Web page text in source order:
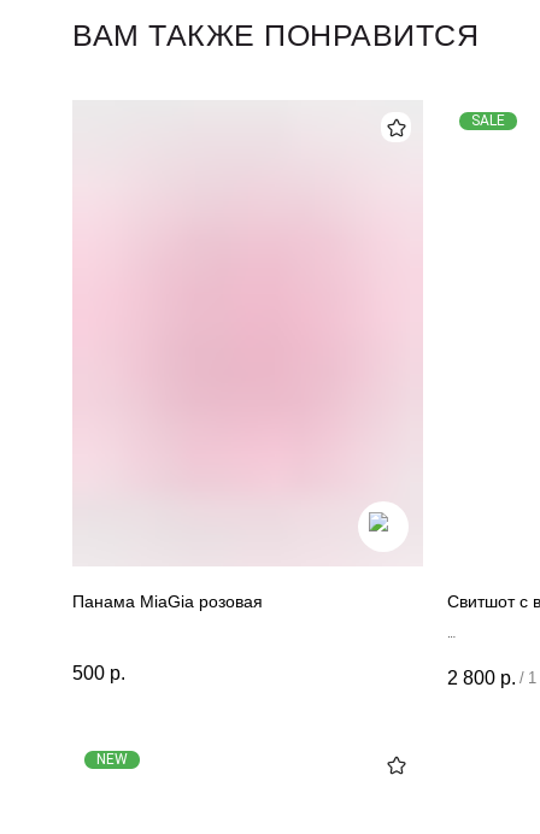
ВАМ ТАКЖЕ ПОНРАВИТСЯ
Панама MiaGia розовая
500 р.
SALE
Свитшот с
сохраняла
2 800 р. /
NEW